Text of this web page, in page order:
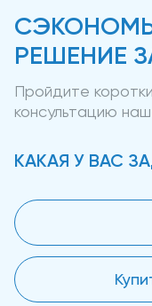
РЕШЕНИЕ
Пройдите
консультацию
КАКАЯ У ВАС